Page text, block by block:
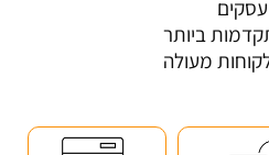
ביותר
מעולה